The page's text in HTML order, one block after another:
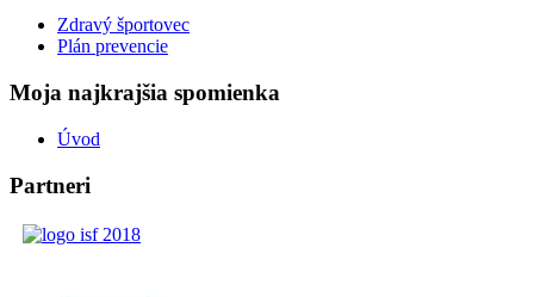
Zdravý športovec
Plán prevencie
Moja najkrajšia spomienka
Úvod
Partneri